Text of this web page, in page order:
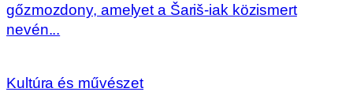
gőzmozdony, amelyet a Šariš-iak közismert
nevén...
Kultúra és művészet